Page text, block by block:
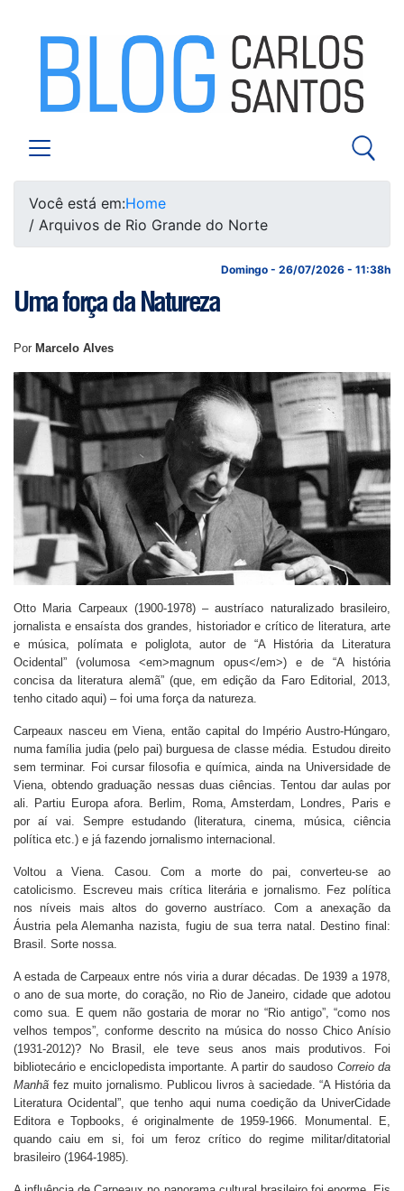
Você está em:Home
/ Arquivos de Rio Grande do Norte
Domingo - 26/07/2026 - 11:38h
Uma força da Natureza
Por Marcelo Alves
Otto Maria Carpeaux (1900-1978) – austríaco naturalizado brasileiro,
jornalista e ensaísta dos grandes, historiador e crítico de literatura, arte
e música, polímata e poliglota, autor de “A História da Literatura
Ocidental” (volumosa <em>magnum opus</em>) e de “A história
concisa da literatura alemã” (que, em edição da Faro Editorial, 2013,
tenho citado aqui) – foi uma força da natureza.
Carpeaux nasceu em Viena, então capital do Império Austro-Húngaro,
numa família judia (pelo pai) burguesa de classe média. Estudou direito
sem terminar. Foi cursar filosofia e química, ainda na Universidade de
Viena, obtendo graduação nessas duas ciências. Tentou dar aulas por
ali. Partiu Europa afora. Berlim, Roma, Amsterdam, Londres, Paris e
por aí vai. Sempre estudando (literatura, cinema, música, ciência
política etc.) e já fazendo jornalismo internacional.
Voltou a Viena. Casou. Com a morte do pai, converteu-se ao
catolicismo. Escreveu mais crítica literária e jornalismo. Fez política
nos níveis mais altos do governo austríaco. Com a anexação da
Áustria pela Alemanha nazista, fugiu de sua terra natal. Destino final:
Brasil. Sorte nossa.
A estada de Carpeaux entre nós viria a durar décadas. De 1939 a 1978,
o ano de sua morte, do coração, no Rio de Janeiro, cidade que adotou
como sua. E quem não gostaria de morar no “Rio antigo”, “como nos
velhos tempos”, conforme descrito na música do nosso Chico Anísio
(1931-2012)? No Brasil, ele teve seus anos mais produtivos. Foi
bibliotecário e enciclopedista importante. A partir do saudoso Correio da
Manhã fez muito jornalismo. Publicou livros à saciedade. “A História da
Literatura Ocidental”, que tenho aqui numa coedição da UniverCidade
Editora e Topbooks, é originalmente de 1959-1966. Monumental. E,
quando caiu em si, foi um feroz crítico do regime militar/ditatorial
brasileiro (1964-1985).